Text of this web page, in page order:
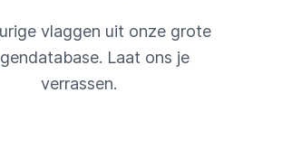
vlaggen uit onze grote
Laat ons je
verrassen.